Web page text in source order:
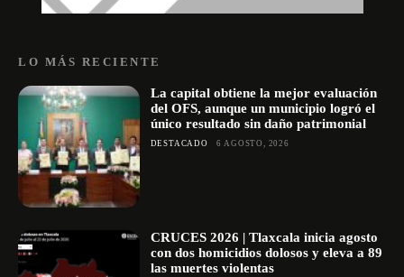
LO MÁS RECIENTE
La capital obtiene la mejor evaluación
del OFS, aunque un municipio logró el
único resultado sin daño patrimonial
DESTACADO 6 AGOSTO, 2026
CRUCES 2026 | Tlaxcala inicia agosto
con dos homicidios dolosos y eleva a 89
las muertes violentas